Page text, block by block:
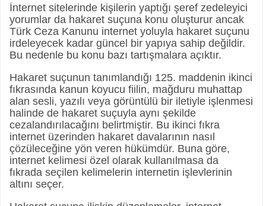
İnternet sitelerinde kişilerin yaptığı şeref zedeleyici
yorumlar da hakaret suçuna konu oluşturur ancak
Türk Ceza Kanunu internet yoluyla hakaret suçunu
irdeleyecek kadar güncel bir yapıya sahip değildir.
Bu nedenle bu konu bazı tartışmalara açıktır.
Hakaret suçunun tanımlandığı 125. maddenin ikinci
fıkrasında kanun koyucu fiilin, mağduru muhattap
alan sesli, yazılı veya görüntülü bir iletiyle işlenmesi
halinde de hakaret suçuyla aynı şekilde
cezalandırılacağını belirtmiştir. Bu ikinci fıkra
internet üzerinden hakaret davalarının nasıl
çözüleceğine yön veren hükümdür. Buna göre,
internet kelimesi özel olarak kullanılmasa da
fıkrada seçilen kelimelerin internetin işlevlerinin
altını seçer.